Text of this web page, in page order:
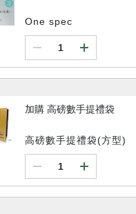
One spec
加購 高磅數手提禮袋
高磅數手提禮袋(方型)